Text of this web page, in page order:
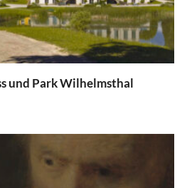
und Park Wilhelmsthal